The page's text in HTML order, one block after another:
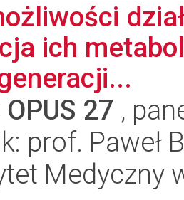
ich
OPUS 27 ,
prof. Paweł
Medyczny